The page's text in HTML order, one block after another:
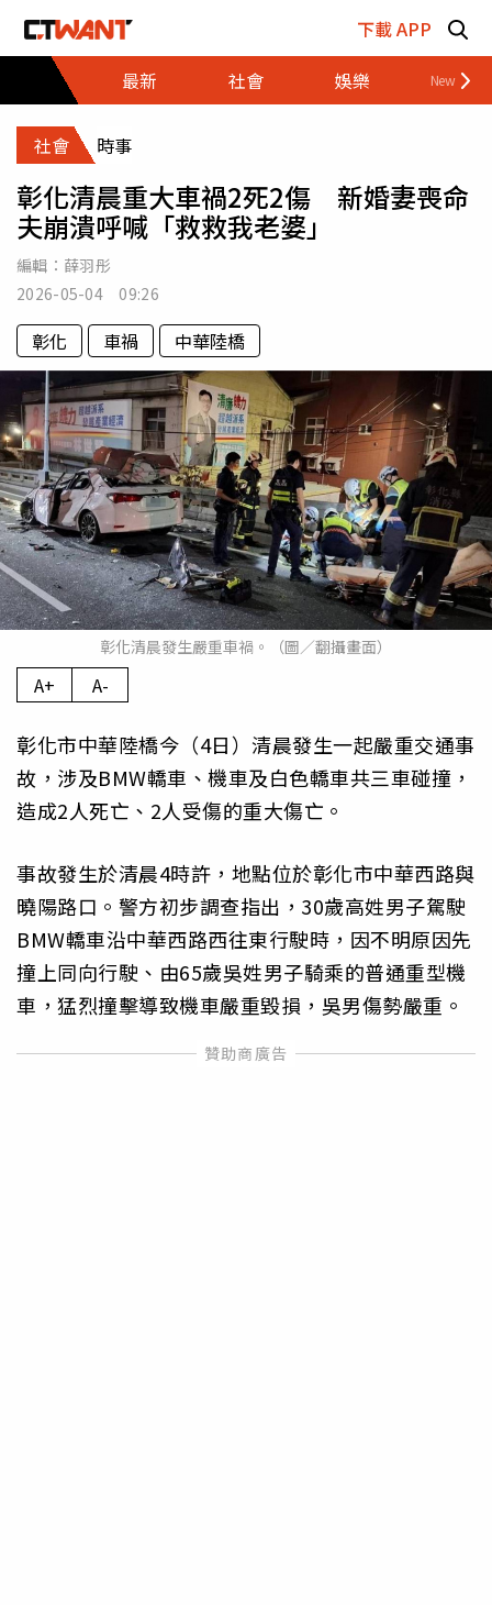
下載 APP
最新
社會 娛樂 財經
社會 時事
彰化清晨重大車禍2死2傷 新婚妻喪命
夫崩潰呼喊「救救我老婆」
編輯： 薛羽彤
2026-05-04 09:26
彰化 車禍 中華陸橋
彰化清晨發生嚴重車禍。（圖／翻攝畫面）
A+ A-
彰化市中華陸橋今（4日）清晨發生一起嚴重交通事
故，涉及BMW轎車、機車及白色轎車共三車碰撞，
造成2人死亡、2人受傷的重大傷亡。
事故發生於清晨4時許，地點位於彰化市中華西路與
曉陽路口。警方初步調查指出，30歲高姓男子駕駛
BMW轎車沿中華西路西往東行駛時，因不明原因先
撞上同向行駛、由65歲吳姓男子騎乘的普通重型機
車，猛烈撞擊導致機車嚴重毀損，吳男傷勢嚴重。